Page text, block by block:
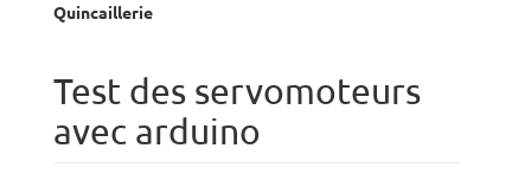
Quincaillerie
Test des servomoteurs
avec arduino